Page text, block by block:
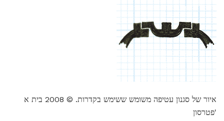
איור של סגנון עטיפה משומש ששימש בקדרות. © 2008 בית א
'פטרסון